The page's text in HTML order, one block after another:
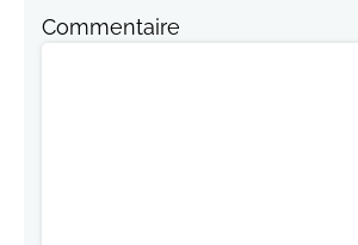
Commentaire